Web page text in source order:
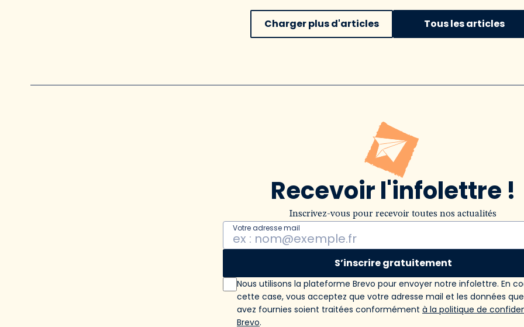
Charger plus d'articles Tous les articles
Recevoir l'infolettre !
Inscrivez-vous pour recevoir toutes nos actualités
Votre adresse mail
S’inscrire gratuitement
Nous utilisons la plateforme Brevo pour envoyer notre infolettre. En
cette case, vous acceptez que votre adresse mail et les données
avez fournies soient traitées conformément à la politique de
Brevo.